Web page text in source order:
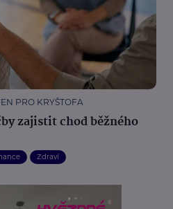
PRO KRYŠTOFA
zajistit chod běžného
Zdraví